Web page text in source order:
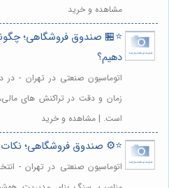
مشاهده و خرید
⭐️🏪 صندوق فروشگاهی؛
دهیم؟
اتوماسیون صنعتی در تهران - در
زمان و دقت در تراکنش های
است. | مشاهده و خرید
⭐️⚙️ صندوق فروشگاهی؛ نکات
اتوماسیون صنعتی در تهران -